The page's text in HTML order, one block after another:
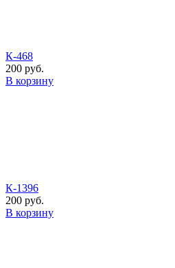
К-468
200 руб.
В корзину
К-1396
200 руб.
В корзину